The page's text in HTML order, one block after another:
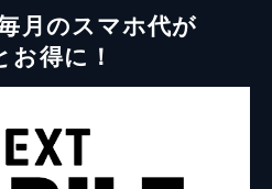
月のスマホ代が
お得に！